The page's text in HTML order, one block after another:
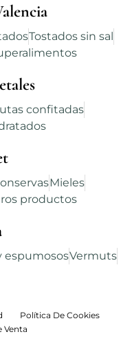
Tostados sin sal
confitadas
Mieles
productos
espumososVermuts
Política De Cookies
Venta